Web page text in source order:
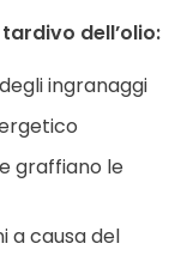
dell’olio:
ingranaggi
graffiano le
a causa del